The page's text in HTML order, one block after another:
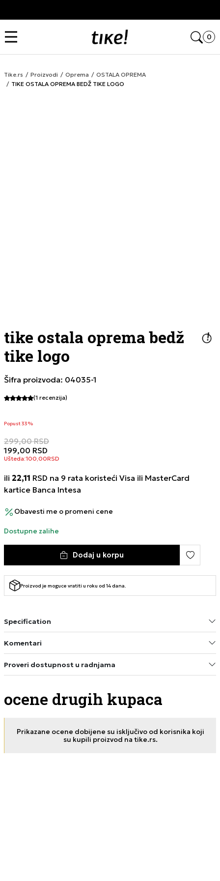
0
Tike.rs Proizvodi Oprema
OSTALA OPREMA
TIKE OSTALA OPREMA BEDŽ TIKE LOGO
tike ostala oprema bedž
tike logo
Šifra proizvoda: 04035-1
(1 recenzija)
Popust 33%
299,00 RSD
199,00 RSD
Ušteda:100,00RSD
ili 22,11 RSD na 9 rata koristeći Visa ili MasterCard
kartice Banca Intesa
Obavesti me o promeni cene
Dostupne zalihe
Dodaj u korpu
Proizvod je moguce vratiti u roku od 14 dana.
Specification
Komentari
Proveri dostupnost u radnjama
ocene drugih kupaca
Prikazane ocene dobijene su isključivo od korisnika koji
su kupili proizvod na tike.rs.